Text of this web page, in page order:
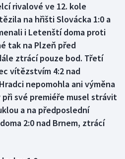
rivalové ve 12. kole
na hřišti Slovácka 1:0 a
i Letenští doma proti
tak na Plzeň před
ztrácí pouze bod. Třetí
vítězstvím 4:2 nad
nepomohla ani výměna
své premiéře musel strávit
a na předposlední
2:0 nad Brnem, ztrácí